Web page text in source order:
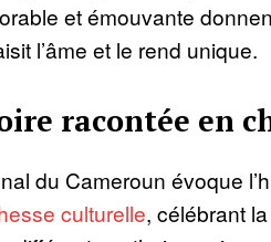
et émouvante
l’âme et le rend unique.
racontée en
du Cameroun évoque
culturelle, célébrant